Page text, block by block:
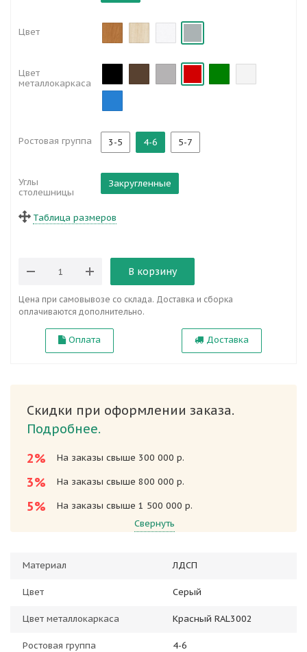
Цвет
Цвет
металлокаркаса
Ростовая группа 3-5 4-6 5-7
Углы
столешницы
Закругленные
Таблица размеров
В корзину
Цена при самовывозе со склада. Доставка и сборка
оплачиваются дополнительно.
Оплата Доставка
Скидки при оформлении заказа.
Подробнее.
2%
На заказы свыше 300 000 р.
3% На заказы свыше 800 000 р.
5%
На заказы свыше 1 500 000 р.
Свернуть
Материал ЛДСП
Цвет Серый
Цвет металлокаркаса Красный RAL3002
Ростовая группа 4-6